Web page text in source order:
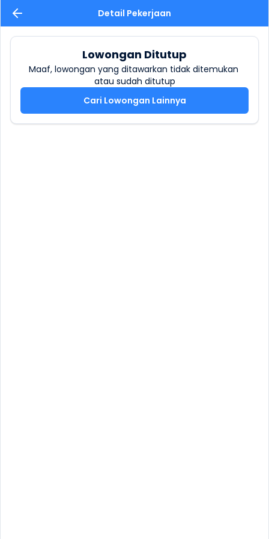
Detail Pekerjaan
Lowongan Ditutup
Maaf, lowongan yang ditawarkan tidak ditemukan
atau sudah ditutup
Cari Lowongan Lainnya